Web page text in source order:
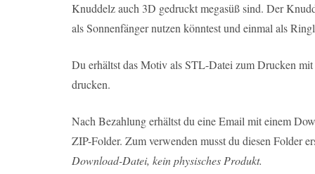
Knuddelz auch 3D gedruckt megasüß sind. Der
als Sonnenfänger nutzen könntest und einmal als
Du erhältst das Motiv als STL-Datei zum Drucken
drucken.
Nach Bezahlung erhältst du eine Email mit einem
ZIP-Folder. Zum verwenden musst du diesen Folder
Download-Datei, kein physisches Produkt.